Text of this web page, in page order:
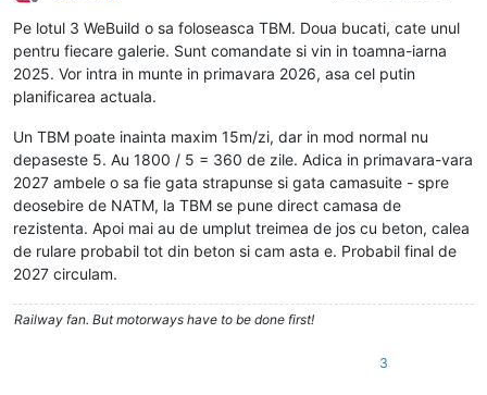
Deconectat
Pe lotul 3 WeBuild o sa foloseasca TBM. Doua bucati, cate unul
pentru fiecare galerie. Sunt comandate si vin in toamna-iarna
2025. Vor intra in munte in primavara 2026, asa cel putin
planificarea actuala.
Un TBM poate inainta maxim 15m/zi, dar in mod normal nu
depaseste 5. Au 1800 / 5 = 360 de zile. Adica in primavara-vara
2027 ambele o sa fie gata strapunse si gata camasuite - spre
deosebire de NATM, la TBM se pune direct camasa de
rezistenta. Apoi mai au de umplut treimea de jos cu beton, calea
de rulare probabil tot din beton si cam asta e. Probabil final de
2027 circulam.
Railway fan. But motorways have to be done first!
3